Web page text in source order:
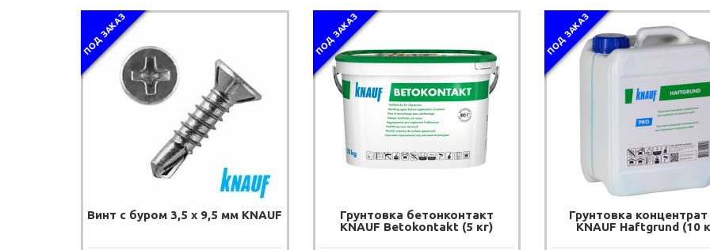
ПОД ЗАКАЗ
Винт с буром 3,5 х 9,5 мм KNAUF
ПОД ЗАКАЗ
Грунтовка бетонконтакт
KNAUF Betokontakt (5 кг)
ПОД ЗАКАЗ
Грунтовка концентрат
KNAUF Haftgrund (10